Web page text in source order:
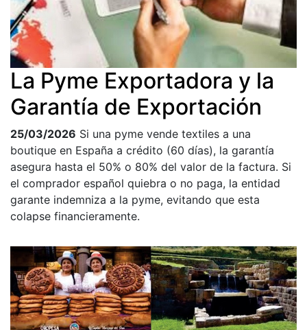
La Pyme Exportadora y la
Garantía de Exportación
25/03/2026 Si una pyme vende textiles a una
boutique en España a crédito (60 días), la garantía
asegura hasta el 50% o 80% del valor de la factura. Si
el comprador español quiebra o no paga, la entidad
garante indemniza a la pyme, evitando que esta
colapse financieramente.